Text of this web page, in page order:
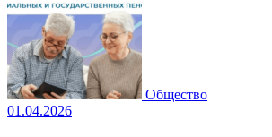
Общество
01.04.2026